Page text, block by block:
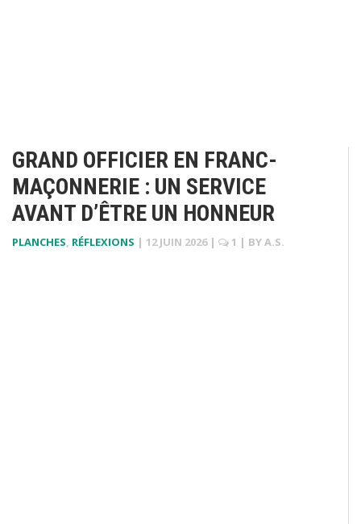
GRAND OFFICIER EN FRANC-
MAÇONNERIE : UN SERVICE
AVANT D’ÊTRE UN HONNEUR
PLANCHES, RÉFLEXIONS | 12 JUIN 2026 | 1 | BYA.S.